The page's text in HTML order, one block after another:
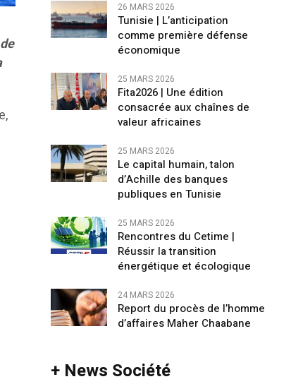
26 MARS 2026
Tunisie | L’anticipation
comme première défense
économique
25 MARS 2026
Fita2026 | Une édition
consacrée aux chaînes de
valeur africaines
25 MARS 2026
Le capital humain, talon
d’Achille des banques
publiques en Tunisie
25 MARS 2026
Rencontres du Cetime |
Réussir la transition
énergétique et écologique
24 MARS 2026
Report du procès de l’homme
d’affaires Maher Chaabane
+ News Société